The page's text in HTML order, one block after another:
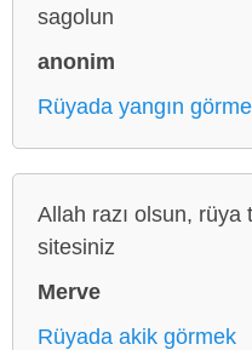
sagolun
anonim
Rüyada yangın
Allah razı olsun,
sitesiniz
Merve
Rüyada akik görmek